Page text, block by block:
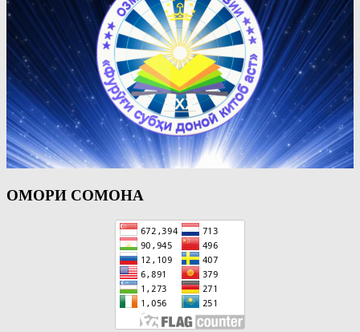
ОМОРИ СОМОНА